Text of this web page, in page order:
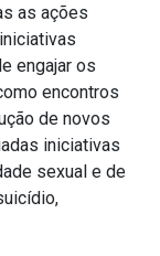
as ações
engajar os
encontros
de novos
iniciativas
sexual e de